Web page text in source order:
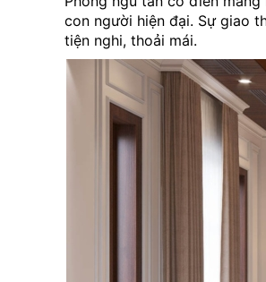
con người hiện đại. Sự giao
tiện nghi, thoải mái.